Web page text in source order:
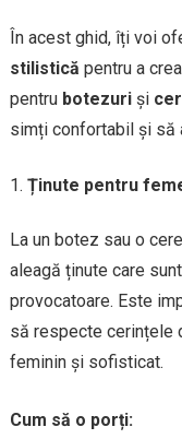
În acest ghid, îți voi
stilistică pentru a
pentru botezuriși
simți confortabil și să
Ținute pentru
La un botez sau o
aleagă ținute care
provocatoare. Este
să respecte cerințele
feminin și sofisticat.
Cum să o porți: